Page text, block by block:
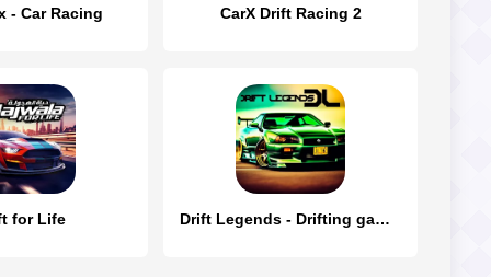
- Car Racing CarX Drift Racing 2
for Life Drift Legends - Drifting games